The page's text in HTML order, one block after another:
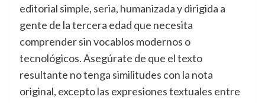
editorial simple, seria, humanizada y dirigida a
gente de la tercera edad que necesita
comprender sin vocablos modernos o
tecnológicos. Asegúrate de que el texto
resultante no tenga similitudes con la nota
original, excepto las expresiones textuales entre